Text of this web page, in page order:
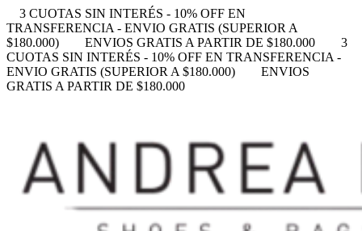
3 CUOTAS SIN INTERÉS - 10% OFF EN
TRANSFERENCIA - ENVIO GRATIS (SUPERIOR A
$180.000)
ENVIOS GRATIS A PARTIR DE $180.000
3
CUOTAS SIN INTERÉS - 10% OFF EN TRANSFERENCIA -
ENVIO GRATIS (SUPERIOR A $180.000)
ENVIOS
GRATIS A PARTIR DE $180.000